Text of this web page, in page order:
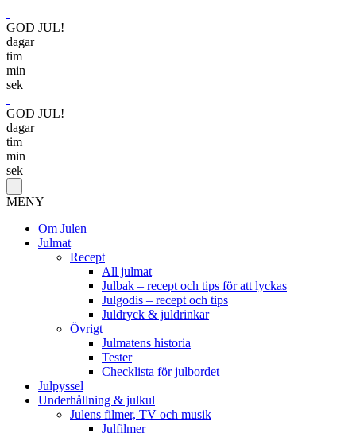
GOD JUL!
dagar
tim
min
sek
GOD JUL!
dagar
tim
min
sek
MENY
Om Julen
Julmat
Recept
All julmat
Julbak – recept och tips för att lyckas
Julgodis – recept och tips
Juldryck & juldrinkar
Övrigt
Julmatens historia
Tester
Checklista för julbordet
Julpyssel
Underhållning & julkul
Julens filmer, TV och musik
Julfilmer